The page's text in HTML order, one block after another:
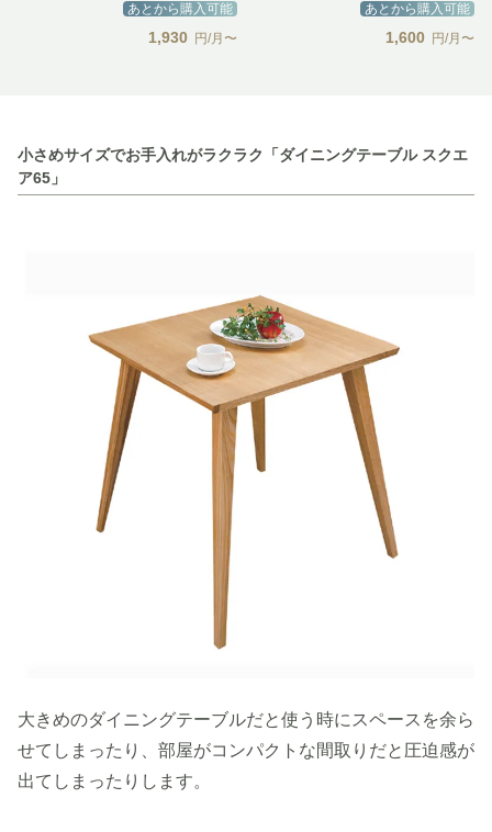
あとから購入可能
1,930 円/月〜
あとから購入可能
1,600 円/月〜
小さめサイズでお手入れがラクラク「ダイニングテーブル スクエ
ア65」
大きめのダイニングテーブルだと使う時にスペースを余ら
せてしまったり、部屋がコンパクトな間取りだと圧迫感が
出てしまったりします。